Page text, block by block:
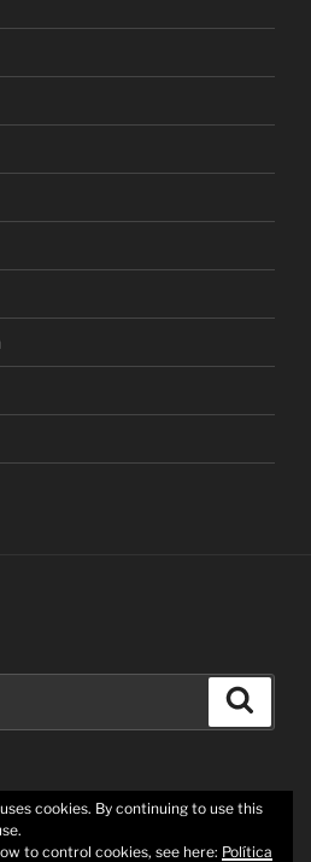
cookies. By continuing to use this
to control cookies, see here: Política